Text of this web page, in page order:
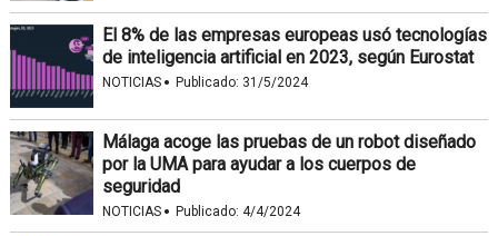
El 8% de las empresas europeas usó tecnologías
de inteligencia artificial en 2023, según Eurostat
NOTICIAS · Publicado: 31/5/2024
Málaga acoge las pruebas de un robot diseñado
por la UMA para ayudar a los cuerpos de
seguridad
NOTICIAS · Publicado: 4/4/2024